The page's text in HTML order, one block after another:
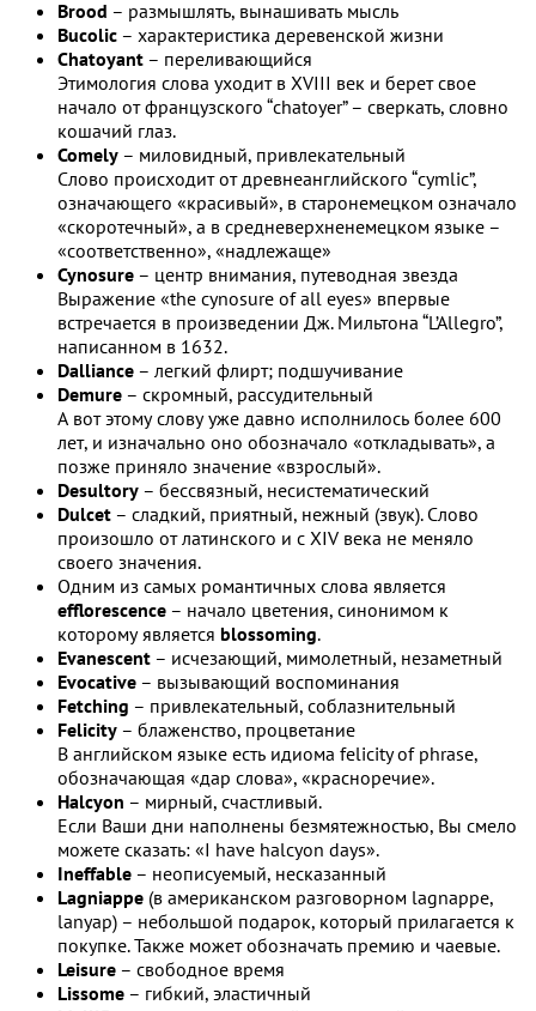
Brood – размышлять, вынашивать мысль
Bucolic – характеристика деревенской жизни
Chatoyant – переливающийся
Этимология слова уходит в XVIII век и берет свое
начало от французского “chatoyer” – сверкать, словно
кошачий глаз.
Comely – миловидный, привлекательный
Слово происходит от древнеанглийского “cymlic”,
означающего «красивый», в старонемецком означало
«скоротечный», а в средневерхненемецком языке –
«соответственно», «надлежаще»
Cynosure – центр внимания, путеводная звезда
Выражение «the cynosure of all eyes» впервые
встречается в произведении Дж. Мильтона “L’Allegro”,
написанном в 1632.
Dalliance – легкий флирт; подшучивание
Demure – скромный, рассудительный
А вот этому слову уже давно исполнилось более 600
лет, и изначально оно обозначало «откладывать», а
позже приняло значение «взрослый».
Desultory – бессвязный, несистематический
Dulcet – сладкий, приятный, нежный (звук). Слово
произошло от латинского и с XIV века не меняло
своего значения.
Одним из самых романтичных слова является
efflorescence – начало цветения, синонимом к
которому является blossoming.
Evanescent – исчезающий, мимолетный, незаметный
Evocative – вызывающий воспоминания
Fetching – привлекательный, соблазнительный
Felicity – блаженство, процветание
В английском языке есть идиома felicity of phrase,
обозначающая «дар слова», «красноречие».
Halcyon – мирный, счастливый.
Если Ваши дни наполнены безмятежностью, Вы смело
можете сказать: «I have halcyon days».
Ineffable – неописуемый, несказанный
Lagniappe (в американском разговорном lagnappe,
lanyap) – небольшой подарок, который прилагается к
покупке. Также может обозначать премию и чаевые.
Leisure – свободное время
Lissome – гибкий, эластичный